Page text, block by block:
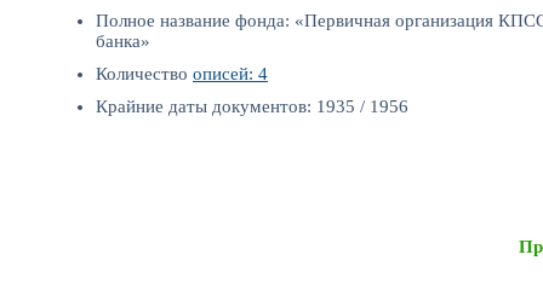
Полное название фонда: «Первичная организация
банка»
Количество описей: 4
Крайние даты документов: 1935 / 1956